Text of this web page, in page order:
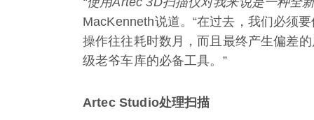
MacKenneth说道。“在过去，我们必须
操作往往耗时数月，而且最终产生偏差
级老爷车库的必备工具。”
Artec Studio处理扫描